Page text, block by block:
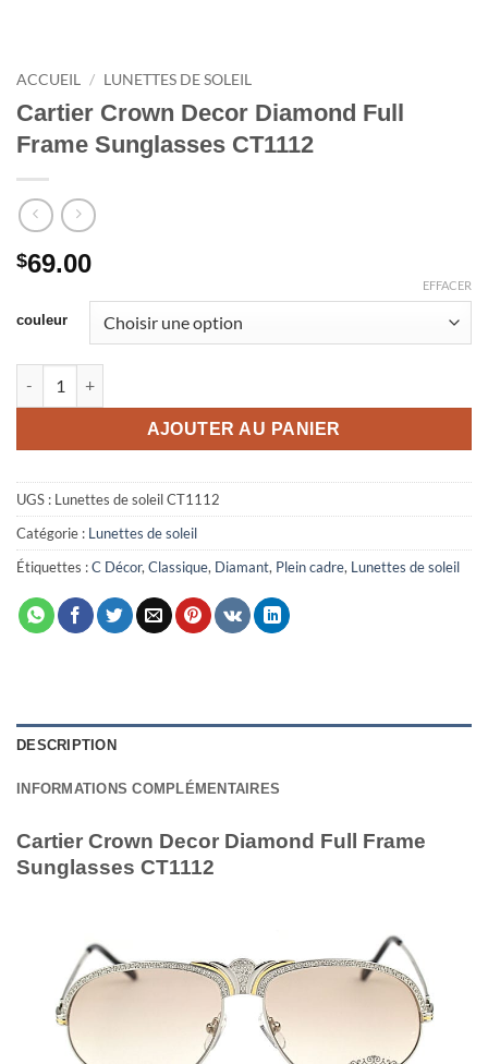
ACCUEIL / LUNETTES DE SOLEIL
Cartier Crown Decor Diamond Full
Frame Sunglasses CT1112
$69.00
couleur
EFFACER
AJOUTER AU PANIER
UGS : Lunettes de soleil CT1112
Catégorie : Lunettes de soleil
Étiquettes :C Décor, Classique, Diamant, Plein cadre, Lunettes de soleil
DESCRIPTION
INFORMATIONS COMPLÉMENTAIRES
Cartier Crown Decor Diamond Full Frame
Sunglasses CT1112